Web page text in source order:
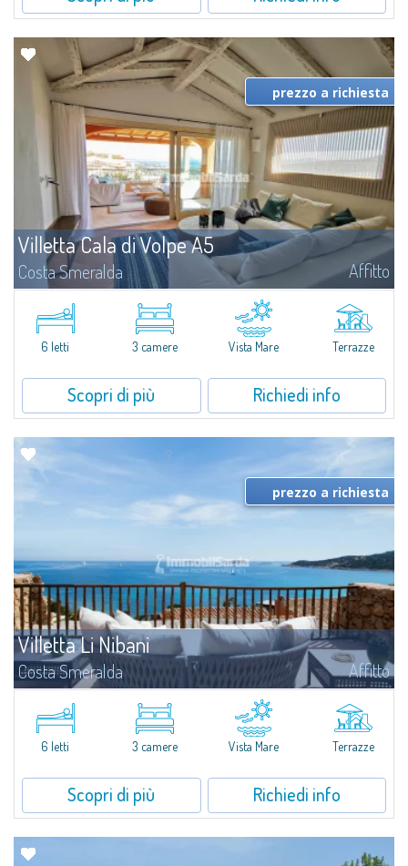
Villetta Cala di Volpe A5
Costa Smeralda Affitto
​Nuova elegante villetta inserita in un complesso residenziale di recente
costruzione a due passi da Porto Cervo, affacciato sulla rinomata baia di
Cala di Volpe, con piscina condominiale, servizi e aree verdi...
prezzo a richiesta
6 letti 3 camere Vista Mare Terrazze
Scopri di più Richiedi info
Villetta Li Nibani
Costa Smeralda Affitto
A pochi passi dalla Baia del Piccolo Pevero, Villetta Li Nibani si trova
all'interno di un tranquillo condominio con vista mozzafiato sul mare della
Costa Smeralda, in posizione strategica per raggiungere la spiaggia in...
prezzo a richiesta
6 letti 3 camere Vista Mare Terrazze
Scopri di più Richiedi info